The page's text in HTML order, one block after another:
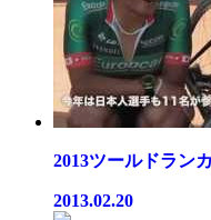
2013ツールドラン
2013.02.20